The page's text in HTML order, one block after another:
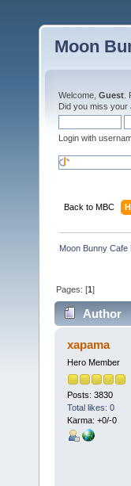
Moon
Welcome, Guest
Did you miss your
Login with
Back to MBC
Moon Bunny Cafe
Pages: [1]
Author
xapama
Hero Member
Posts: 3830
Total likes: 0
Karma: +0/-0